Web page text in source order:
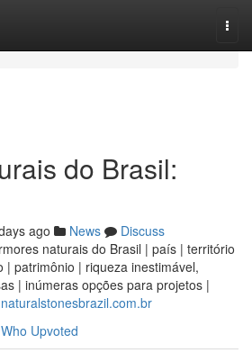
do Brasil:
ago News
Discuss
naturais do Brasil | país | território
| patrimônio | riqueza inestimável,
| inúmeras opções para projetos |
Who Upvoted